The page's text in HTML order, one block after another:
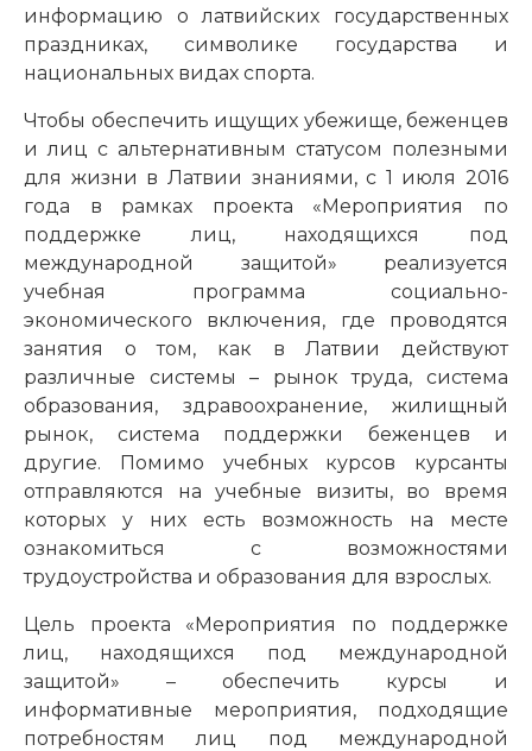
информацию о латвийских государственных
праздниках, символике государства и
национальных видах спорта.
Чтобы обеспечить ищущих убежище, беженцев
и лиц с альтернативным статусом полезными
для жизни в Латвии знаниями, с 1 июля 2016
года в рамках проекта «Мероприятия по
поддержке лиц, находящихся под
международной защитой» реализуется
учебная программа социально-
экономического включения, где проводятся
занятия о том, как в Латвии действуют
различные системы – рынок труда, система
образования, здравоохранение, жилищный
рынок, система поддержки беженцев и
другие. Помимо учебных курсов курсанты
отправляются на учебные визиты, во время
которых у них есть возможность на месте
ознакомиться с возможностями
трудоустройства и образования для взрослых.
Цель проекта «Мероприятия по поддержке
лиц, находящихся под международной
защитой» – обеспечить курсы и
информативные мероприятия, подходящие
потребностям лиц под международной